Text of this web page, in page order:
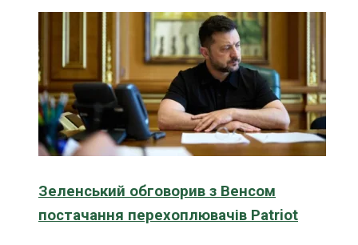
Зеленський обговорив з Венсом
постачання перехоплювачів Patriot